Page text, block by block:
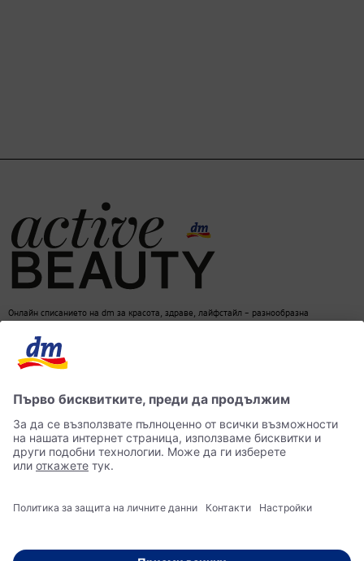
Онлайн списанието на dm за красота, здраве, лайфстайл – разнообразна
dm онлайн магазин Контакти Лични данни
достъпност